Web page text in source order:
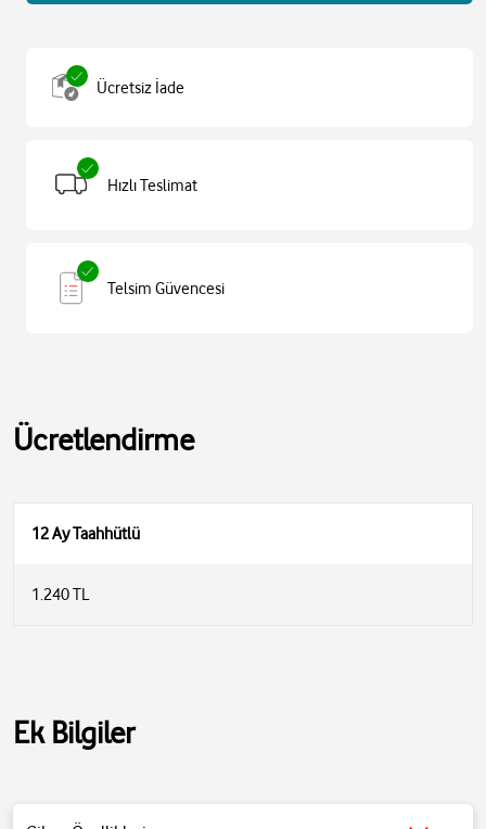
Ücretsiz İade
Hızlı Teslimat
Telsim Güvencesi
Ücretlendirme
12 Ay Taahhütlü
1.240 TL
Ek Bilgiler
• Ön panelinde yer alan özelleştirilebilir LED ekran sayesinde